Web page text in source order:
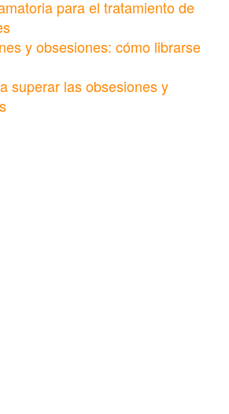
para el tratamiento de
y obsesiones: cómo librarse
superar las obsesiones y